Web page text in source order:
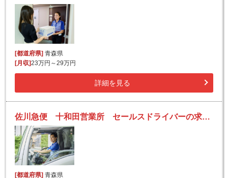
[都道府県]青森県
[月収]23万円～29万円
詳細を見る
佐川急便 十和田営業所 セールスドライバーの求人！安定収入と働きがい！大手の佐川急便で長期的に活躍できるチャンス♪
[都道府県]青森県